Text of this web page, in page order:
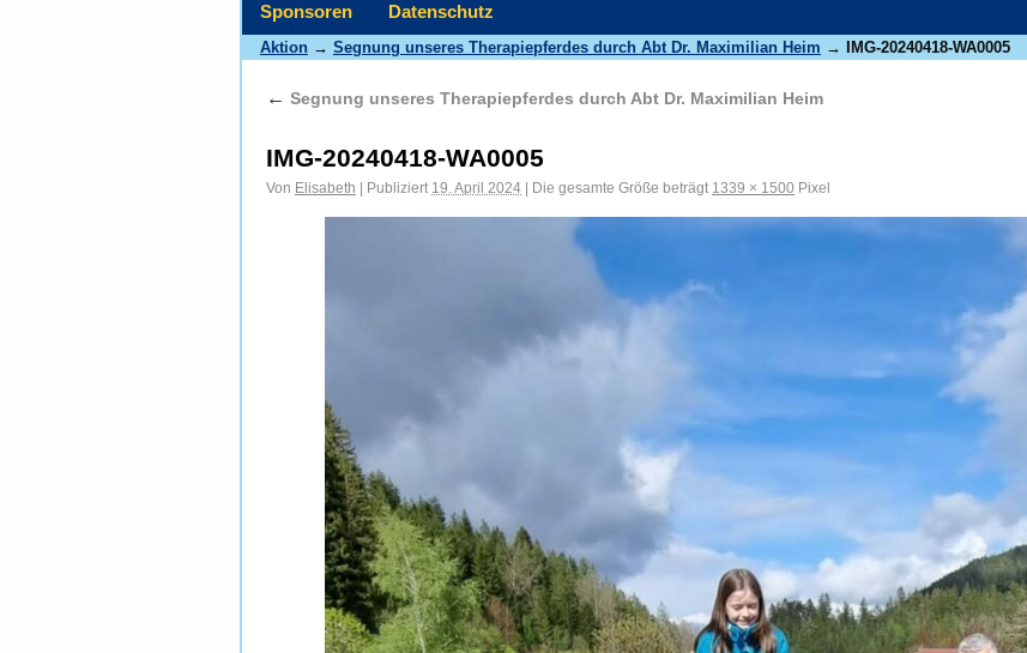
Sponsoren Datenschutz
Aktion → Segnung unseres Therapiepferdes durch Abt Dr. Maximilian Heim → IMG-20240418-WA0005
← Segnung unseres Therapiepferdes durch Abt Dr. Maximilian Heim
IMG-20240418-WA0005
Von Elisabeth Publiziert 19. April 2024 Die gesamte Größe beträgt 1339 × 1500 Pixel